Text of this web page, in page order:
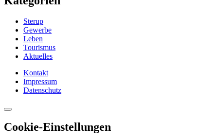
Sterup
Gewerbe
Leben
Tourismus
Aktuelles
Kontakt
Impressum
Datenschutz
Cookie-Einstellungen